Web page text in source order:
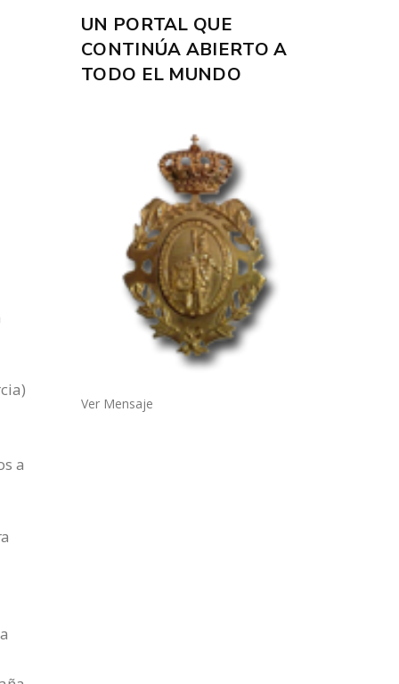
a
UN PORTAL QUE
CONTINÚA ABIERTO A
TODO EL MUNDO
Ver Mensaje